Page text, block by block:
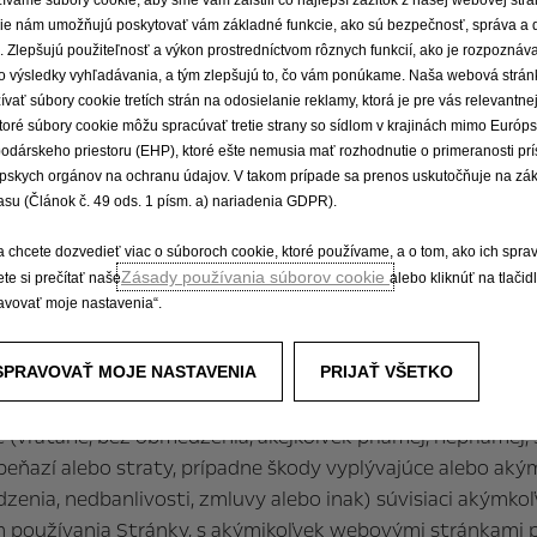
zásob vozidiel a zmeny vykonané v
Niektoré druhy z opísaného alebo
odporúčame, aby si u svojho predajcu pri
zmeniť špecifikácie produktu a spoločnosť
webových stránok.
spoliehať a materiál na stránke je poskytovaný „ako
maximálnej možnej miere, ktorú umožňuje zákon,
iné ustanovenia (vrátane, bez obmedzenia,
zástupcovia vylučujú akékoľvek záväzky a
bez obmedzenia, akejkoľvek priamej,
alebo straty, prípadne škody vyplývajúce alebo
nedbanlivosti, zmluvy alebo inak) súvisiaci
Stránky, s akýmikoľvek webovými stránkami
nám umožňujú poskytovať vám základné funkcie, ako sú bezpečnosť, správa a
Zlepšujú použiteľnosť a výkon prostredníctvom rôznych funkcií, ako je
výsledky vyhľadávania, a tým zlepšujú to, čo vám ponúkame. Naša webová
súbory cookie tretích strán na odosielanie reklamy, ktorá je pre vás
súbory cookie môžu spracúvať tretie strany so sídlom v krajinách mimo
priestoru (EHP), ktoré ešte nemusia mať rozhodnutie o primeranosti
orgánov na ochranu údajov. V takom prípade sa prenos uskutočňuje na
(Článok č. 49 ods. 1 písm. a) nariadenia GDPR).
chcete dozvedieť viac o súboroch cookie, ktoré používame, a o tom, ako ich
si prečítať našeZásady používania súborov cookie alebo kliknúť na
moje nastavenia“.
SPRAVOVAŤ MOJE NASTAVENIA PRIJAŤ VŠETKO